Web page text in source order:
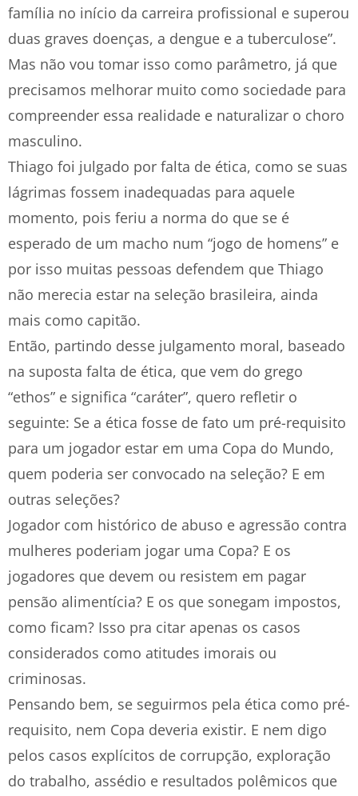
família no início da carreira profissional e superou
duas graves doenças, a dengue e a tuberculose”.
Mas não vou tomar isso como parâmetro, já que
precisamos melhorar muito como sociedade para
compreender essa realidade e naturalizar o choro
masculino.
Thiago foi julgado por falta de ética, como se suas
lágrimas fossem inadequadas para aquele
momento, pois feriu a norma do que se é
esperado de um macho num “jogo de homens” e
por isso muitas pessoas defendem que Thiago
não merecia estar na seleção brasileira, ainda
mais como capitão.
Então, partindo desse julgamento moral, baseado
na suposta falta de ética, que vem do grego
“ethos” e significa “caráter”, quero refletir o
seguinte: Se a ética fosse de fato um pré-requisito
para um jogador estar em uma Copa do Mundo,
quem poderia ser convocado na seleção? E em
outras seleções?
Jogador com histórico de abuso e agressão contra
mulheres poderiam jogar uma Copa? E os
jogadores que devem ou resistem em pagar
pensão alimentícia? E os que sonegam impostos,
como ficam? Isso pra citar apenas os casos
considerados como atitudes imorais ou
criminosas.
Pensando bem, se seguirmos pela ética como pré-
requisito, nem Copa deveria existir. E nem digo
pelos casos explícitos de corrupção, exploração
do trabalho, assédio e resultados polêmicos que